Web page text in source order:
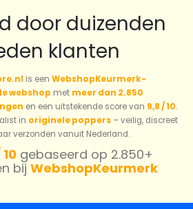
door duizenden
klanten
is een WebshopKeurmerk-
webshop met meer dan 2.850
en een uitstekende score van 9,8 / 10.
in originele poppers – veilig, discreet
verzonden vanuit Nederland.
gebaseerd op 2.850+
bij WebshopKeurmerk